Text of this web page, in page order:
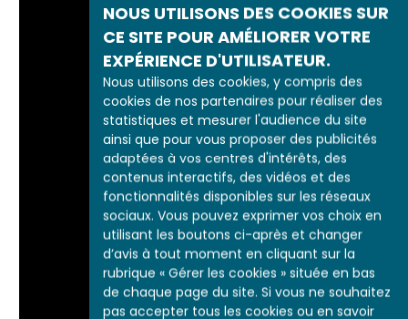
NOUS UTILISONS DES COOKIES SUR
CE SITE POUR AMÉLIORER VOTRE
EXPÉRIENCE D'UTILISATEUR.
Nous utilisons des cookies, y compris des
cookies de nos partenaires pour réaliser des
statistiques et mesurer l'audience du site
ainsi que pour vous proposer des publicités
adaptées à vos centres d'intérêts, des
contenus interactifs, des vidéos et des
fonctionnalités disponibles sur les réseaux
sociaux. Vous pouvez exprimer vos choix en
utilisant les boutons ci-après et changer
d’avis à tout moment en cliquant sur la
rubrique « Gérer les cookies » située en bas
de chaque page du site. Si vous ne souhaitez
pas accepter tous les cookies ou en savoir